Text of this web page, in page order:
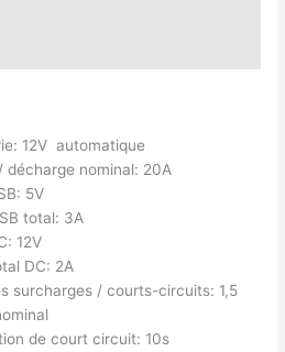
12V automatique
décharge nominal: 20A
5V
total: 3A
12V
DC: 2A
surcharges / courts-circuits: 1,5
de court circuit: 10s